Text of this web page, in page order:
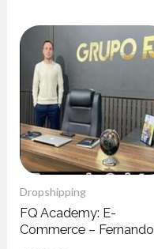
Dropshipping
FQ Academy: E-
Commerce – Fernando